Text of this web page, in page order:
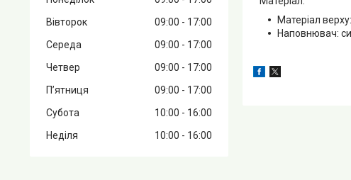
Матеріал
Наповнювач:
Вівторок
09:00
17:00
Середа
09:00
17:00
Четвер
09:00
17:00
Пʼятниця
09:00
17:00
Субота
10:00
16:00
Неділя
10:00 16:00